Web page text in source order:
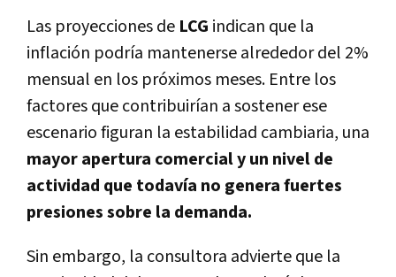
Las proyecciones de LCG indican que la
inflación podría mantenerse alrededor del 2%
mensual en los próximos meses. Entre los
factores que contribuirían a sostener ese
escenario figuran la estabilidad cambiaria, una
mayor apertura comercial y un nivel de
actividad que todavía no genera fuertes
presiones sobre la demanda.
Sin embargo, la consultora advierte que la